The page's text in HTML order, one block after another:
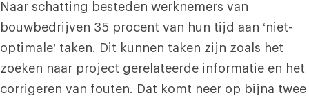
Naar schatting besteden werknemers van
bouwbedrijven 35 procent van hun tijd aan ‘niet-
optimale’ taken. Dit kunnen taken zijn zoals het
zoeken naar project gerelateerde informatie en het
corrigeren van fouten. Dat komt neer op bijna twee